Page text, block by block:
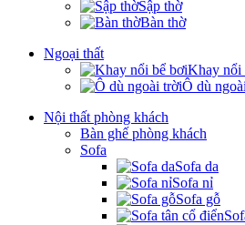
Sập thờ
Bàn thờ
Ngoại thất
Khay nổi
Ô dù
Nội thất phòng khách
Bàn ghế phòng khách
Sofa
Sofa da
Sofa nỉ
Sofa gỗ